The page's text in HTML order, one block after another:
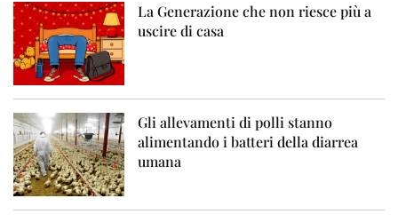
La Generazione che non riesce più a
uscire di casa
Gli allevamenti di polli stanno
alimentando i batteri della diarrea
umana